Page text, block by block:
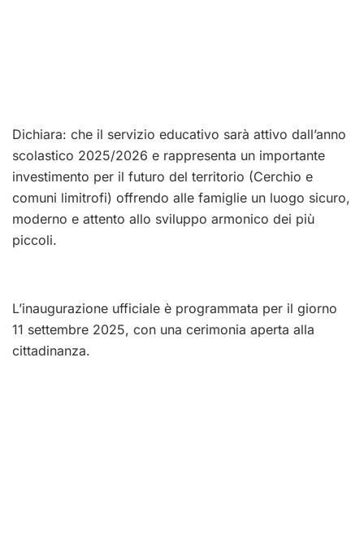
Dichiara: che il servizio educativo sarà attivo dall’anno
scolastico 2025/2026 e rappresenta un importante
investimento per il futuro del territorio (Cerchio e
comuni limitrofi) offrendo alle famiglie un luogo sicuro,
moderno e attento allo sviluppo armonico dei più
piccoli.
L’inaugurazione ufficiale è programmata per il giorno
11 settembre 2025, con una cerimonia aperta alla
cittadinanza.